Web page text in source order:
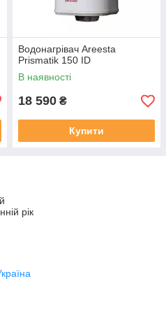
Водонагрівач Areesta
Prismatik 150 ID
В наявності
18 590 ₴
Купити
рік